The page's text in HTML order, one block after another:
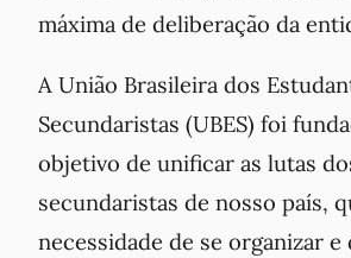
máxima de deliberação da
A União Brasileira dos
Secundaristas (UBES) foi
objetivo de unificar as lutas
secundaristas de nosso país,
necessidade de se organizar e